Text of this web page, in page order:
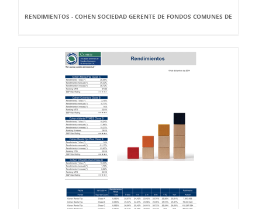
RENDIMIENTOS - COHEN SOCIEDAD GERENTE DE FONDOS COMUNES DE